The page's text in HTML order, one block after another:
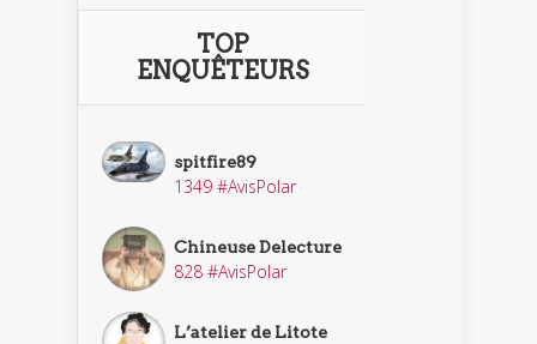
TOP
ENQUÊTEURS
spitfire89
1349 #AvisPolar
Chineuse Delecture
828 #AvisPolar
L’atelier de Litote